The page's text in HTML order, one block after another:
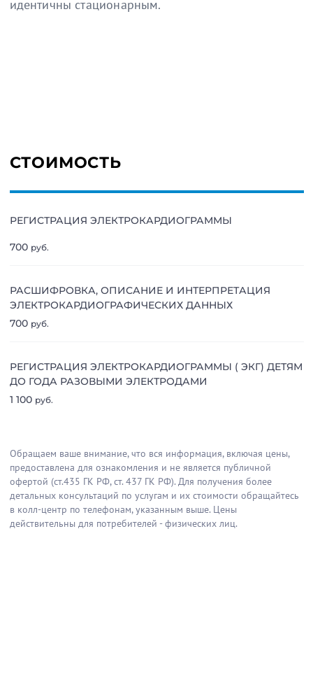
идентичны стационарным.
СТОИМОСТЬ
РЕГИСТРАЦИЯ ЭЛЕКТРОКАРДИОГРАММЫ
700 руб.
РАСШИФРОВКА, ОПИСАНИЕ И ИНТЕРПРЕТАЦИЯ
ЭЛЕКТРОКАРДИОГРАФИЧЕСКИХ ДАННЫХ
700 руб.
РЕГИСТРАЦИЯ ЭЛЕКТРОКАРДИОГРАММЫ ( ЭКГ) ДЕТЯМ
ДО ГОДА РАЗОВЫМИ ЭЛЕКТРОДАМИ
1 100 руб.
Обращаем ваше внимание, что вся информация, включая цены,
предоставлена для ознакомления и не является публичной
офертой (ст.435 ГК РФ, cт. 437 ГК РФ). Для получения более
детальных консультаций по услугам и их стоимости обращайтесь
в колл-центр по телефонам, указанным выше. Цены
действительны для потребителей - физических лиц.